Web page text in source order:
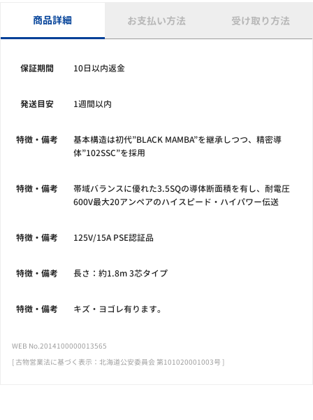
商品詳細 お支払い方法 受け取り方法
保証期間 10日以内返金
発送目安 1週間以内
特徴・備考
基本構造は初代”BLACK MAMBA”を継承しつつ、精密導
体”102SSC”を採用
特徴・備考
帯域バランスに優れた3.5SQの導体断面積を有し、耐電圧
600V最大20アンペアのハイスピード・ハイパワー伝送
特徴・備考 125V/15A PSE認証品
特徴・備考 長さ：約1.8m 3芯タイプ
特徴・備考 キズ・ヨゴレ有ります。
WEB No.2014100000013565
[ 古物営業法に基づく表示：北海道公安委員会 第101020001003号 ]